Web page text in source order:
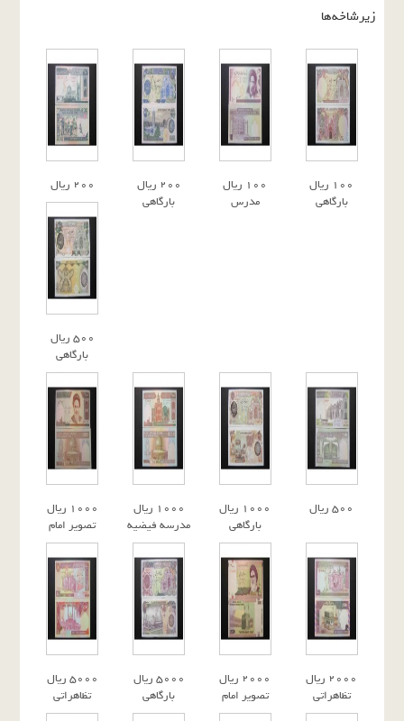
زیرشاخه‌ها
١٠٠ ريال
بارگاهى
١٠٠ ريال
مدرس
٢٠٠ ريال
بارگاهى
٢٠٠ ريال
٥٠٠ ريال
بارگاهى
٥٠٠ ريال
١٠٠٠ ريال
بارگاهى
١٠٠٠ ريال
مدرسه فيضيه
١٠٠٠ ريال
تصوير امام
٢٠٠٠ ريال
تظاهراتى
٢٠٠٠ ريال
تصوير امام
٥٠٠٠ ريال
بارگاهى
٥٠٠٠ ريال
تظاهراتى